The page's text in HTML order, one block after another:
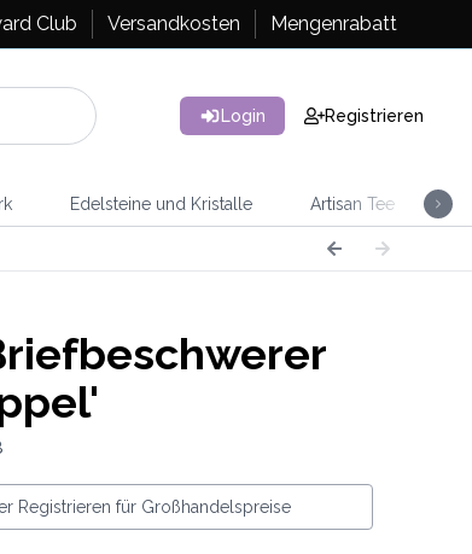
Club Versandkosten Mengenrabatt
Login Registrieren
Edelsteine und Kristalle Artisan Tee
Registrieren für Großhandelspreise